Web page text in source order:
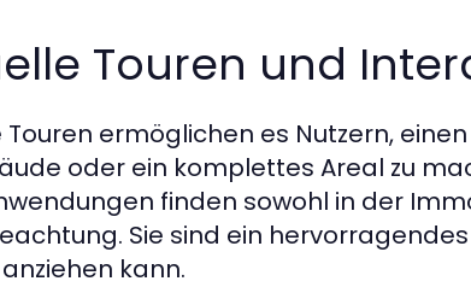
Touren und
Touren ermöglichen es Nutzern,
oder ein komplettes Areal zu
finden sowohl in der
Sie sind ein
kann.